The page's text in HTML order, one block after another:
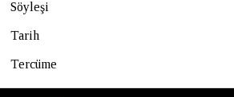
Söyleşi
Tarih
Tercüme